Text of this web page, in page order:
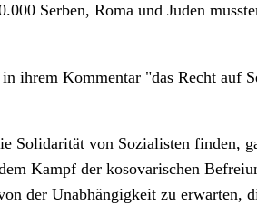
Serben, Roma und Juden
ihrem Kommentar "das Recht auf
Solidarität von Sozialisten finden,
Kampf der kosovarischen
der Unabhängigkeit zu erwarten,